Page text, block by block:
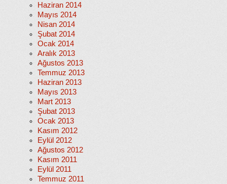
Haziran 2014
Mayıs 2014
Nisan 2014
Şubat 2014
Ocak 2014
Aralık 2013
Ağustos 2013
Temmuz 2013
Haziran 2013
Mayıs 2013
Mart 2013
Şubat 2013
Ocak 2013
Kasım 2012
Eylül 2012
Ağustos 2012
Kasım 2011
Eylül 2011
Temmuz 2011